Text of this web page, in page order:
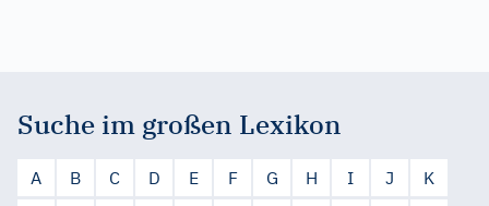
Suche im großen Lexikon
A B C D E F G H I J
K